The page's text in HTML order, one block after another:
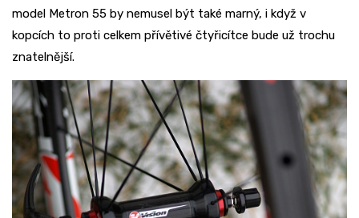
model Metron 55 by nemusel být také marný, i když v
kopcích to proti celkem přívětivé čtyřicítce bude už trochu
znatelnější.